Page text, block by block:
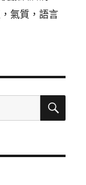
氣質，語言
搜